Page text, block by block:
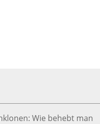
Wie behebt man